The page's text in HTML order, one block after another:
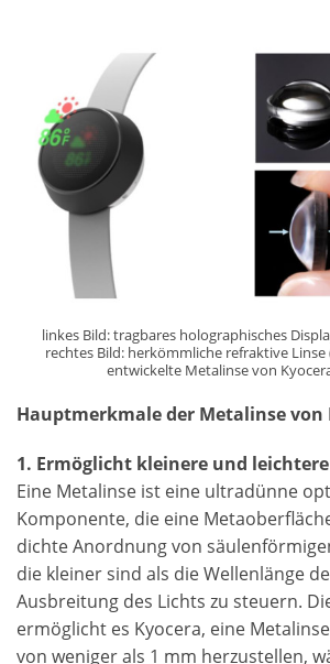
linkes Bild: tragbares holographisches
rechtes Bild: herkömmliche refraktive
entwickelte Metalinse von
Hauptmerkmale der Metalinse von
1. Ermöglicht kleinere und
Eine Metalinse ist eine ultradünne
Komponente, die eine
dichte Anordnung von
die kleiner sind als die Wellenlänge
Ausbreitung des Lichts zu steuern.
ermöglicht es Kyocera, eine
von weniger als 1 mm herzustellen,